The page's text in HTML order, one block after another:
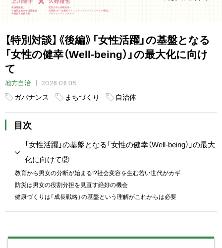
【特別対談】《後編》「女性活躍」の基盤となる
「女性の健幸（Well-being）」の最大化に向け
て
地方自治
2026.06.05
ガバナンス
まちづくり 自治体
目次
「女性活躍」の基盤となる「女性の健幸（Well-being）」の最大
化に向けて②
教育から男女の分断が始まる!?社会変容を生む若い世代がカギ
防災は男女の役割分担を見直す絶好の機会
健康づくりは「成長戦略」の基盤という理解がこれからは必要